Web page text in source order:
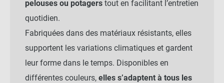
pelouses ou potagers tout en facilitant l’entretien
quotidien.
Fabriquées dans des matériaux résistants, elles
supportent les variations climatiques et gardent
leur forme dans le temps. Disponibles en
différentes couleurs, elles s’adaptent à tous les